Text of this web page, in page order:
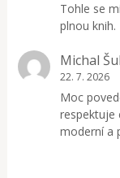
Tohle se
plnou knih.
Michal
22. 7. 2026
Moc
respektuje
moderní a